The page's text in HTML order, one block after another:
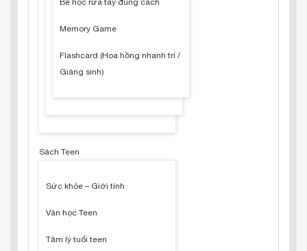
Bé học rửa tay đúng cách
Memory Game
Flashcard (Hoa hồng nhanh trí /
Giáng sinh)
Sách Teen
Sức khỏe – Giới tính
Văn học Teen
Tâm lý tuổi teen